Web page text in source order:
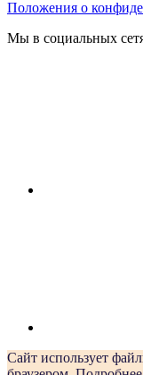
Положения о
Мы в социальных
Сайт использует